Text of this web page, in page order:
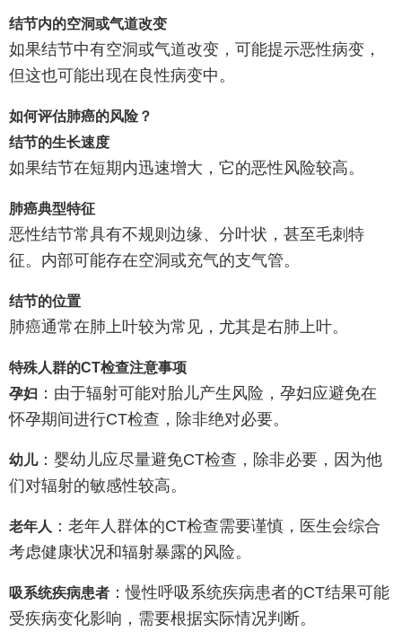
结节内的空洞或气道改变
如果结节中有空洞或气道改变，可能提示恶性病变，
但这也可能出现在良性病变中。
如何评估肺癌的风险？
结节的生长速度
如果结节在短期内迅速增大，它的恶性风险较高。
肺癌典型特征
恶性结节常具有不规则边缘、分叶状，甚至毛刺特
征。内部可能存在空洞或充气的支气管。
结节的位置
肺癌通常在肺上叶较为常见，尤其是右肺上叶。
特殊人群的CT检查注意事项
孕妇 ：由于辐射可能对胎儿产生风险，孕妇应避免在
怀孕期间进行CT检查，除非绝对必要。
幼儿：婴幼儿应尽量避免CT检查，除非必要，因为他
们对辐射的敏感性较高。
老年人 ：老年人群体的CT检查需要谨慎，医生会综合
考虑健康状况和辐射暴露的风险。
吸系统疾病患者 ：慢性呼吸系统疾病患者的CT结果可能
受疾病变化影响，需要根据实际情况判断。